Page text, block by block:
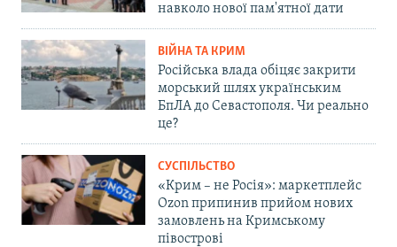
навколо нової пам'ятної дати
ВІЙНА ТА КРИМ
Російська влада обіцяє закрити
морський шлях українським
БпЛА до Севастополя. Чи реально
це?
СУСПІЛЬСТВО
«Крим – не Росія»: маркетплейс
Ozon припинив прийом нових
замовлень на Кримському
півострові